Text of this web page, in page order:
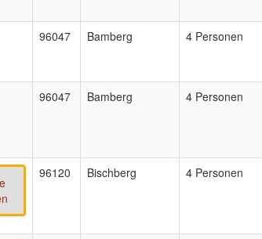
96047 Bamberg 4 Personen
96047 Bamberg 4 Personen
96120 Bischberg 4 Personen